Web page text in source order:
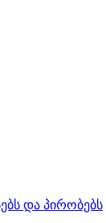
და პირობებს